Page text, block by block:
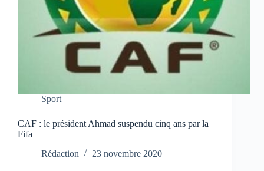
Sport
CAF : le président Ahmad suspendu cinq ans par la
Fifa
Rédaction
23 novembre 2020